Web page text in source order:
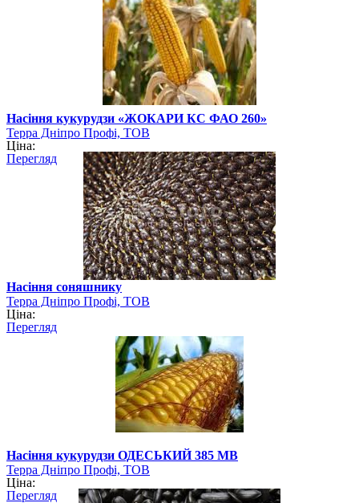
Насіння кукурудзи «ЖОКАРИ КС ФАО 260»
Терра Дніпро Профі, ТОВ
Ціна:
Перегляд
Насіння соняшнику
Терра Дніпро Профі, ТОВ
Ціна:
Перегляд
Насіння кукурудзи ОДЕСЬКИЙ 385 МВ
Терра Дніпро Профі, ТОВ
Ціна:
Перегляд